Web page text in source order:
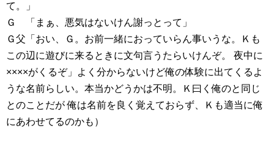
て。」
Ｇ 「まぁ、悪気はないけん謝っとって」
Ｇ父「おい、Ｇ。お前一緒におっていらん事いうな。Ｋも
この辺に遊びに来るときに文句言うたらいけんぞ。 夜中に
××××がくるぞ」よく分からないけど俺の体験に出てくるよ
うな名前らしい。本当かどうかは不明。Ｋ曰く俺のと同じ
とのことだが 俺は名前を良く覚えておらず、Ｋも適当に俺
にあわせてるのかも）